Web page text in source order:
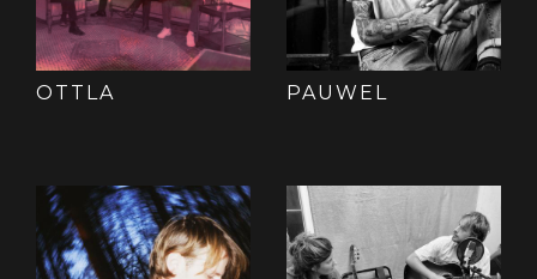
OTTLA PAUWEL